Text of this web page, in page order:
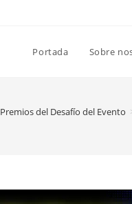
Portada Sobre
Premios del Desafío del Evento